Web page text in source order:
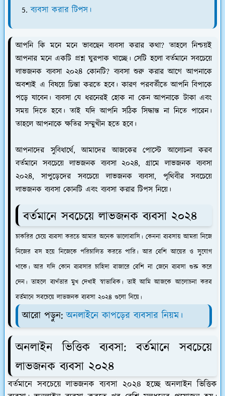
ব্যবসা করার টিপস।
আপনি কি মনে মনে ভাবছেন ব্যবসা করার কথা? তাহলে নিশ্চয়ই
আপনার মনে একটি প্রশ্ন ঘুরপাক খাচ্ছে। সেটি হলো বর্তমানে সবচেয়ে
লাভজনক ব্যবসা ২০২৪ কোনটি? ব্যবসা শুরু করার আগে আপনাকে
অবশ্যই এ বিষয়ে চিন্তা করতে হবে। কারণ পরবর্তীতে আপনি বিপাকে
পড়ে যাবেন। ব্যবসা যে ধরনেরই হোক না কেন আপনাকে টাকা এবং
সময় দিতে হবে। তাই যদি আপনি সঠিক সিদ্ধান্ত না নিতে পারেন।
তাহলে আপনাকে ক্ষতির সম্মুখীন হতে হবে।
আপনাদের সুবিধার্থে, আমাদের আজকের পোস্টে আলোচনা করব
বর্তমানে সবচেয়ে লাভজনক ব্যবসা ২০২৪, গ্রামে লাভজনক ব্যবসা
২০২৪, সাপুড়েদের সবচেয়ে লাভজনক ব্যবসা, পৃথিবীর সবচেয়ে
লাভজনক ব্যবসা কোনটি এবং ব্যবসা করার টিপস নিয়ে।
বর্তমানে সবচেয়ে লাভজনক ব্যবসা ২০২৪
চাকরির চেয়ে ব্যবসা করতে আমার অনেক ভালোবাসি। কেননা ব্যবসায় আমরা নিজে
নিজের বস হয়ে নিজেকে পরিচালিত করতে পারি। আর বেশি আয়ের ও সুযোগ
থাকে। আর যদি কোন ব্যবসার চাহিদা বাজারে বেশি না জেনে ব্যবসা শুরু করে
দেন। তাহলে ব্যর্থতার মুখ দেখাই স্বাভাবিক। তাই আমি আজকে আলোচনা করব
বর্তমানে সবচেয়ে লাভজনক ব্যবসা ২০২৪ গুলো নিয়ে।
আরো পড়ুন:অনলাইনে কাপড়ের ব্যবসার নিয়ম।
অনলাইন ভিত্তিক ব্যবসা: বর্তমানে সবচেয়ে
লাভজনক ব্যবসা ২০২৪
বর্তমানে সবচেয়ে লাভজনক ব্যবসা ২০২৪ হচ্ছে অনলাইন ভিত্তিক